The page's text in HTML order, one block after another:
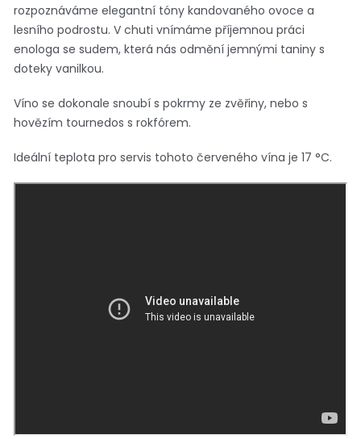
rozpoznáváme elegantní tóny kandovaného ovoce a
lesního podrostu. V chuti vnímáme příjemnou práci
enologa se sudem, která nás odmění jemnými taniny s
doteky vanilkou.
Víno se dokonale snoubí s pokrmy ze zvěřiny, nebo s
hovězím tournedos s rokfórem.
Ideální teplota pro servis tohoto červeného vína je 17 °C.